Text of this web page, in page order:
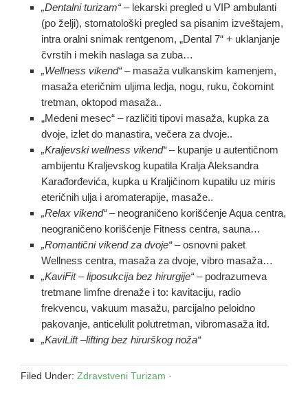
„Dentalni turizam“– lekarski pregled u VIP ambulanti
(po želji), stomatološki pregled sa pisanim izveštajem,
intra oralni snimak rentgenom, „Dental 7“ + uklanjanje
čvrstih i mekih naslaga sa zuba…
„Wellness vikend“– masaža vulkanskim kamenjem,
masaža eteričnim uljima ledja, nogu, ruku, čokomint
tretman, oktopod masaža..
„Medeni mesec“ – različiti tipovi masaža, kupka za
dvoje, izlet do manastira, večera za dvoje..
„Kraljevski wellness vikend“– kupanje u autentičnom
ambijentu Kraljevskog kupatila Kralja Aleksandra
Karađorđevića, kupka u Kraljičinom kupatilu uz miris
eteričnih ulja i aromaterapije, masaže..
„Relax vikend“– neograničeno korišćenje Aqua centra,
neograničeno korišćenje Fitness centra, sauna…
„Romantični vikend za dvoje“– osnovni paket
Wellness centra, masaža za dvoje, vibro masaža…
„KaviFit – liposukcija bez hirurgije“– podrazumeva
tretmane limfne drenaže i to: kavitaciju, radio
frekvencu, vakuum masažu, parcijalno peloidno
pakovanje, anticelulit polutretman, vibromasaža itd.
„KaviLift –lifting bez hirurškog noža“
Filed Under: Zdravstveni Turizam ·